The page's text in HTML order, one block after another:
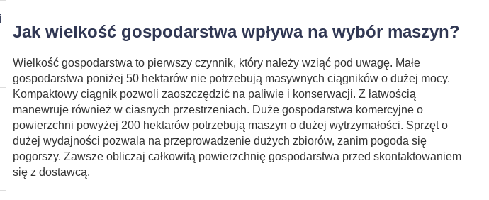
Jak wielkość gospodarstwa wpływa na wybór maszyn?
Wielkość gospodarstwa to pierwszy czynnik, który należy wziąć pod uwagę. Małe
gospodarstwa poniżej 50 hektarów nie potrzebują masywnych ciągników o dużej mocy.
Kompaktowy ciągnik pozwoli zaoszczędzić na paliwie i konserwacji. Z łatwością
manewruje również w ciasnych przestrzeniach. Duże gospodarstwa komercyjne o
powierzchni powyżej 200 hektarów potrzebują maszyn o dużej wytrzymałości. Sprzęt o
dużej wydajności pozwala na przeprowadzenie dużych zbiorów, zanim pogoda się
pogorszy. Zawsze obliczaj całkowitą powierzchnię gospodarstwa przed skontaktowaniem
się z dostawcą.